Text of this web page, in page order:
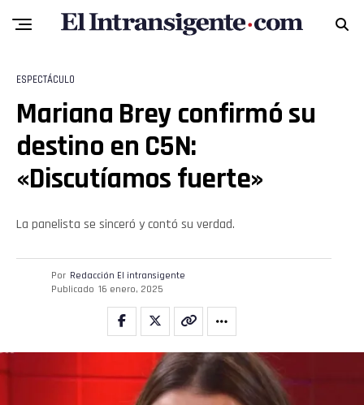
ESPECTÁCULO
Mariana Brey confirmó su
destino en C5N:
«Discutíamos fuerte»
La panelista se sinceró y contó su verdad.
Por Redacción El intransigente
Publicado 16 enero, 2025